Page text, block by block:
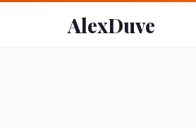
AlexDuve